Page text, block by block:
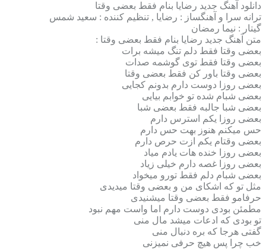
دانلود آهنگ جدید رضایا بنام فقط بعضی وقتا
ترانه سرا و آهنگساز : رضایا , تنظیم کننده : سعید شمس
گیتار : نیما رمضان
متن آهنگ جدید رضایا بنام فقط بعضی وقتا :
بعضی وقتا فقط دلم تنگ میشه برات
بعضی وقتا فقط توی گوشمه صدات
بعضی وقتا باور کن فقط بعضی وقتا
بعضی روزا دوست دارم بدونم کجایی
بعضی شبام شده تو خوابم بیایی
بعضی شبا جالبه فقط بعضی شبا
بعضی روزا یکم استرس دارم
حس میکنم هنوز بهت حس دارم
بعضی وقتام یکم ازت حرص دارم
بعضی روزا خنده هات یادم میاد
بعضی روزا غصه دارم خیلی زیاد
بعضی شبام دلم فقط تورو میخواد
مثل تو که اشکای من و بعضی وقتا میدیدی
حرفامو فقط بعضی وقتا میشنیدی
مطمئن بودی دوست دارم اما واست مهم نبود
تو بودی که ادعات میشد مال منی
گفتی هرجا که بره دنبال منی
خب چرا پس هیچ حرفی نمیزنی